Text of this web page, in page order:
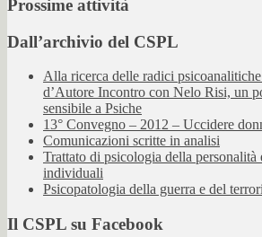
Prossime attività
Dall’archivio del CSPL
Alla ricerca delle radici
d’Autore Incontro con Nelo Risi, un
sensibile a Psiche
13° Convegno – 2012 – Uccidere
Comunicazioni scritte in analisi
Trattato di psicologia della personalità
individuali
Psicopatologia della guerra e del
Il CSPL su Facebook